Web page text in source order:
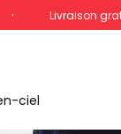
Livraison
ciel